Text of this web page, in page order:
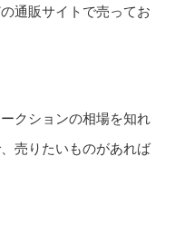
通販サイトで売ってお
クションの相場を知れ
売りたいものがあれば